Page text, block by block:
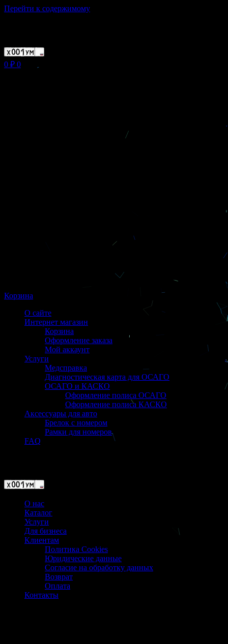
Перейти к содержимому
0 ₽ 0
Корзина
О сайте
Интернет магазин
Корзина
Оформление заказа
Мой аккаунт
Услуги
Медсправка
Диагностическая карта для ОСАГО
ОСАГО и КАСКО
Оформление полиса ОСАГО
Оформление полиса КАСКО
Аксессуары для авто
Брелок с номером
Рамки для номеров
FAQ
О нас
Каталог
Услуги
Для бизнеса
Клиентам
Политика Cookies
Юридические данные
Согласие на обработку данных
Возврат
Оплата
Контакты